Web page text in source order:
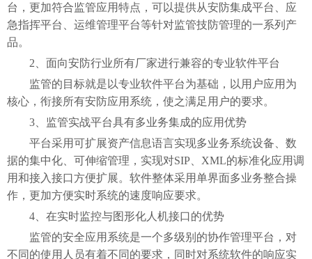
台，更加符合监管应用特点，可以提供从安防集成平台、应
急指挥平台、运维管理平台等针对监管技防管理的一系列产
品。
2、面向安防行业所有厂家进行兼容的专业软件平台
监管的目标就是以专业软件平台为基础，以用户应用为
核心，衔接所有安防应用系统，使之满足用户的要求。
3、监管实战平台具有多业务集成的应用优势
平台采用可扩展资产信息语言实现多业务系统设备、数
据的集中化、可伸缩管理，实现对SIP、XML的标准化应用调
用和接入接口方便扩展。软件整体采用单界面多业务整合操
作，更加方便实时系统的速度响应要求。
4、在实时监控与图形化人机接口的优势
监管的安全应用系统是一个多级别的协作管理平台，对
不同的使用人员有着不同的要求，同时对系统软件的响应实